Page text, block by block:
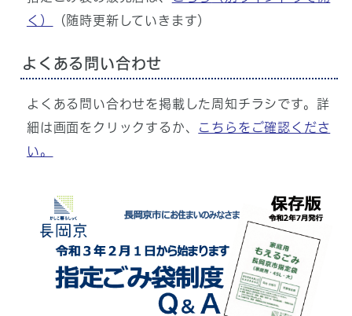
く）
（随時更新していきます）
よくある問い合わせ
よくある問い合わせを掲載した周知チラシです。詳
細は画面をクリックするか、
こちらをご確認くださ
い。